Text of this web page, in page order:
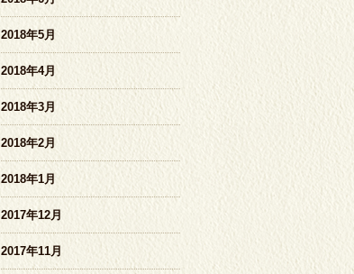
2018年5月
2018年4月
2018年3月
2018年2月
2018年1月
2017年12月
2017年11月